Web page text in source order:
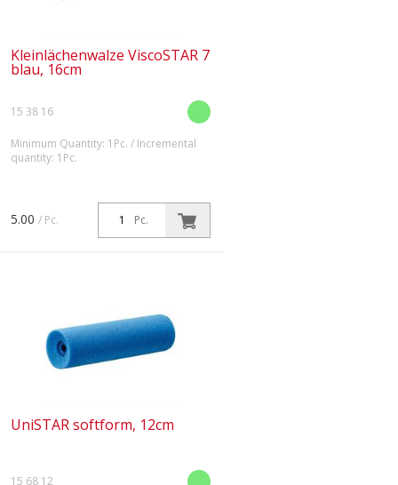
Kleinlächenwalze ViscoSTAR 7
blau, 16cm
15 38 16
Minimum Quantity: 1Pc. / Incremental
quantity: 1Pc.
Endlosgarn für hochviskose
Materialien – strapazierfähig und
leicht zu reinigen.
Pc.
5.00 / Pc.
UniSTAR softform, 12cm
15 68 12